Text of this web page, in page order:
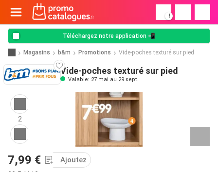
!
Téléchargez notre application 📲
Magasins b&m Promotions Vide-poches texturé sur pied
Vide-poches texturé sur pied
Valable: 27 mai au 29 sept.
2
7,99 €
Ajoutez